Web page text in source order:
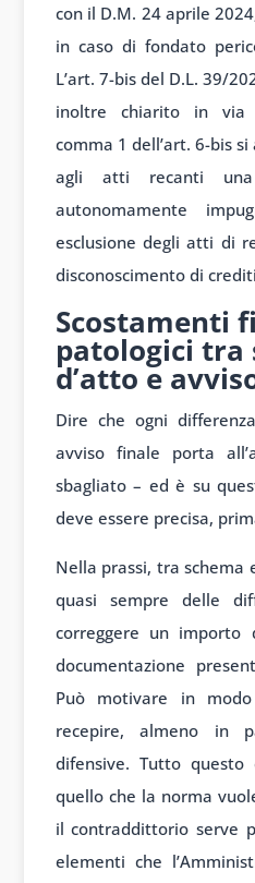
con il D.M. 24 aprile
in caso di fondato
L’art. 7-bis del D.L. 39/
inoltre chiarito in via
comma 1 dell’art. 6-bis
agli atti recanti una
autonomamente
esclusione degli atti di
disconoscimento di
Scostamenti
patologici tra
d’atto e
Dire che ogni
avviso finale porta
sbagliato – ed è su
deve essere precisa,
Nella prassi, tra
quasi sempre delle
correggere un importo
documentazione
Può motivare in
recepire, almeno in
difensive. Tutto
quello che la norma
il contraddittorio serve
elementi che